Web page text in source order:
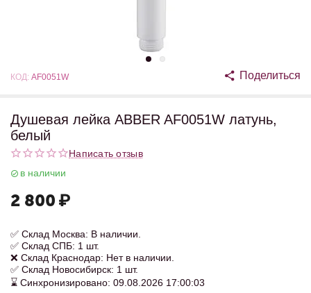
КОД: AF0051W Поделиться
Душевая лейка ABBER AF0051W латунь,
белый
Написать отзыв
в наличии
2 800 ₽
✅ Склад Москва: В наличии.
✅ Склад СПБ: 1 шт.
❌ Склад Краснодар: Нет в наличии.
✅ Склад Новосибирск: 1 шт.
⌛ Синхронизировано: 09.08.2026 17:00:03